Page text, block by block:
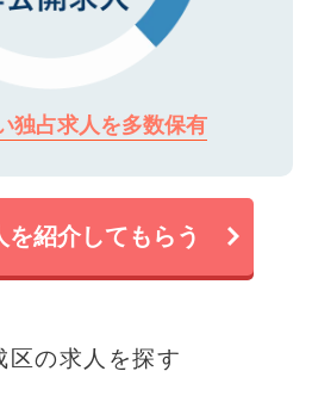
独占求人を多数保有
を紹介してもらう
区の求人を探す